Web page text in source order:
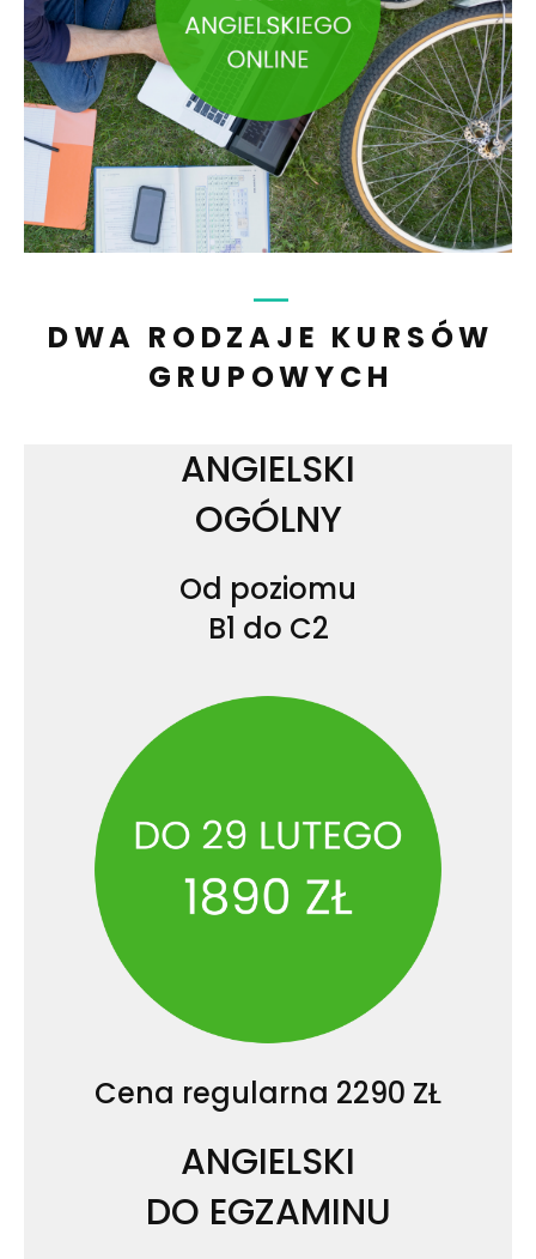
DWA RODZAJE KURSÓW
GRUPOWYCH
ANGIELSKI
OGÓLNY
Od poziomu
B1 do C2
Cena regularna 2290 ZŁ
ANGIELSKI
DO EGZAMINU